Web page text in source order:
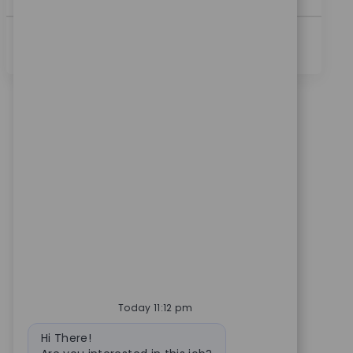
Today 11:12 pm
Bot message
Hi There!